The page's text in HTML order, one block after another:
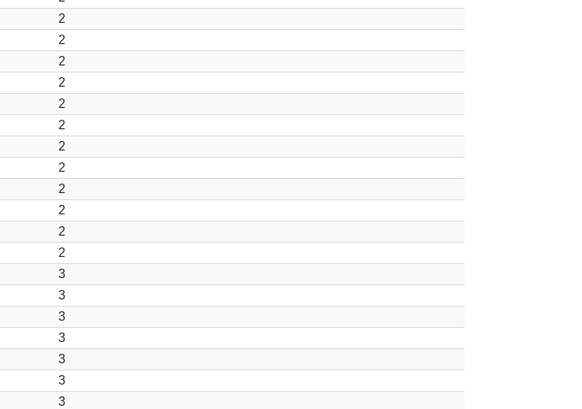
2
2
2
2
2
2
2
2
2
2
2
2
3
3
3
3
3
3
3